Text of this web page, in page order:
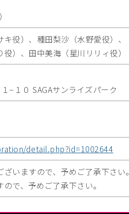
役）、種田梨沙（水野愛役）、
）、田中美海（星川リリィ役）
−１０ SAGAサンライズパーク
detail.php?id=1002644
いますので、予めご了承下さい。
で、予めご了承下さい。